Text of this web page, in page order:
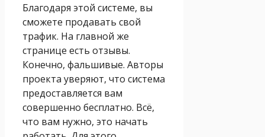
Благодаря этой системе, вы
сможете продавать свой
трафик. На главной же
странице есть отзывы.
Конечно, фальшивые. Авторы
проекта уверяют, что система
предоставляется вам
совершенно бесплатно. Всё,
что вам нужно, это начать